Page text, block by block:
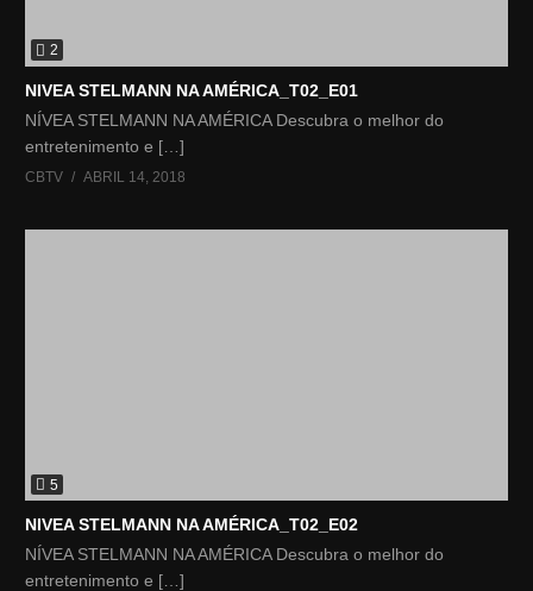
2
NIVEA STELMANN NA AMÉRICA_T02_E01
NÍVEA STELMANN NA AMÉRICA Descubra o melhor do
entretenimento e […]
CBTV ABRIL 14, 2018
5
NIVEA STELMANN NA AMÉRICA_T02_E02
NÍVEA STELMANN NA AMÉRICA Descubra o melhor do
entretenimento e […]